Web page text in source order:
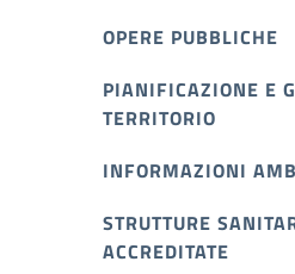
OPERE PUBBLICHE
PIANIFICAZIONE E
TERRITORIO
INFORMAZIONI
STRUTTURE
ACCREDITATE